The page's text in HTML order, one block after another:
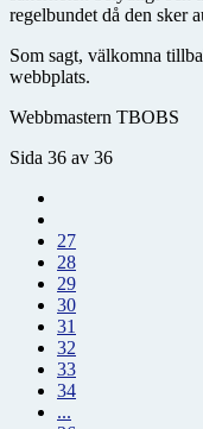
regelbundet då den sker
Som sagt, välkomna
webbplats.
Webbmastern TBOBS
Sida 36 av 36
27
28
29
30
31
32
33
34
...